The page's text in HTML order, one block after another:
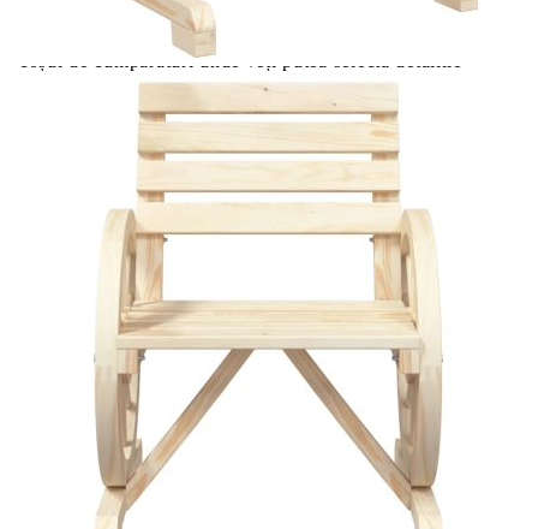
Acest tabel are caracter informativ. Adăugați produsul în
coșul de cumpărături unde veți putea selecta detaliile
cererii de creditare.
Предоставената таблица е с информационна цел.
Добавете продукта в количката си с бутона "Добави в
количката" и при поръчка ще можете да изберете броя
вноски на кредита.
Предоставената таблица е с информационна цел.
Добавете продукта в количката си с бутона "Добави в
количката" и при поръчка ще можете да изберете броя
вноски на кредита.
Предоставената таблица е с информационна цел.
Добавете продукта в количката си с бутона "Добави в
количката" и при поръчка ще можете да изберете броя
вноски на кредита.
Предоставената таблица е с информационна цел.
Добавете продукта в количката си с бутона "Добави в
количката" и при поръчка ще можете да изберете броя